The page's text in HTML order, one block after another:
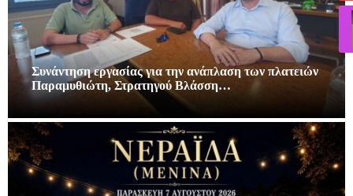
Συνάντηση εργασίας για την ανάπλαση των πλατειών
Παραμυθιώτη, Στρατηγού Βλάσση…